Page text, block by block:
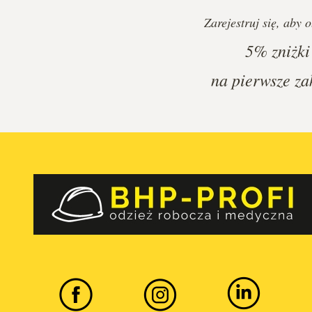
Zarejestruj się, aby
5% zniżki
na pierwsze